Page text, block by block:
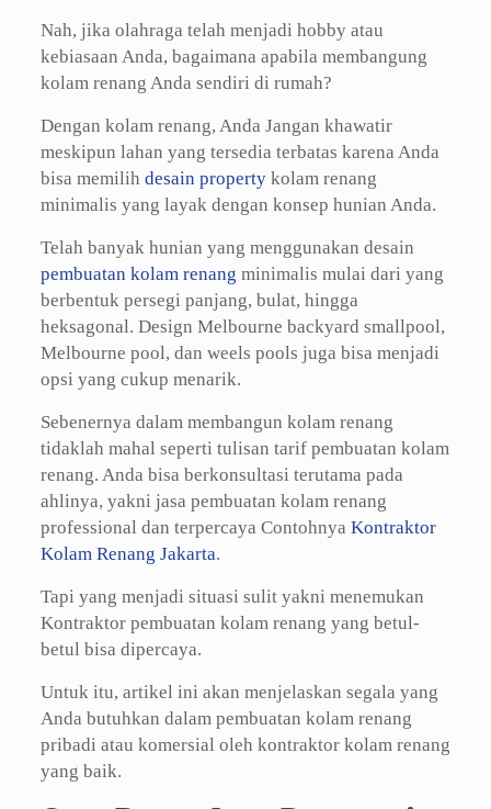
Nah, jika olahraga telah menjadi hobby atau
kebiasaan Anda, bagaimana apabila membangung
kolam renang Anda sendiri di rumah?
Dengan kolam renang, Anda Jangan khawatir
meskipun lahan yang tersedia terbatas karena Anda
bisa memilih desain propertykolam renang
minimalis yang layak dengan konsep hunian Anda.
Telah banyak hunian yang menggunakan desain
pembuatan kolam renang minimalis mulai dari yang
berbentuk persegi panjang, bulat, hingga
heksagonal. Design Melbourne backyard smallpool,
Melbourne pool, dan weels pools juga bisa menjadi
opsi yang cukup menarik.
Sebenernya dalam membangun kolam renang
tidaklah mahal seperti tulisan tarif pembuatan kolam
renang. Anda bisa berkonsultasi terutama pada
ahlinya, yakni jasa pembuatan kolam renang
professional dan terpercaya Contohnya Kontraktor
Kolam Renang Jakarta.
Tapi yang menjadi situasi sulit yakni menemukan
Kontraktor pembuatan kolam renang yang betul-
betul bisa dipercaya.
Untuk itu, artikel ini akan menjelaskan segala yang
Anda butuhkan dalam pembuatan kolam renang
pribadi atau komersial oleh kontraktor kolam renang
yang baik.